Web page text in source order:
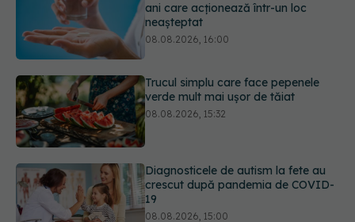
Trucul simplu care face pepenele
verde mult mai ușor de tăiat
08.08.2026, 15:32
Diagnosticele de autism la fete au
crescut după pandemia de COVID-
Microplasticele pot traversa bariera
placentară și modifica hormonii
08.08.2026, 18:00